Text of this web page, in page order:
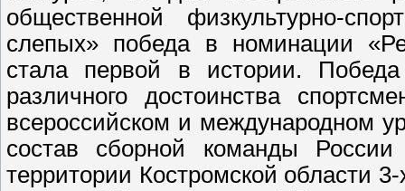
общественной физкультурно-
слепых» победа в номинации
стала первой в истории.
различного достоинства
всероссийском и международном
состав сборной команды
территории Костромской области